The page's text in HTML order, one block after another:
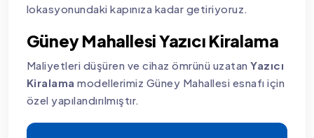
lokasyonundaki kapınıza kadar getiriyoruz.
Güney Mahallesi Yazıcı Kiralama
Maliyetleri düşüren ve cihaz ömrünü uzatanYazıcı
Kiralama modellerimiz Güney Mahallesi esnafı için
özel yapılandırılmıştır.